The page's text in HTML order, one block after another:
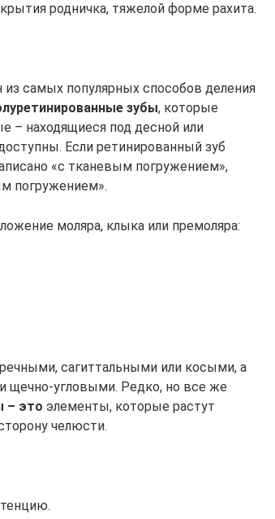
родничка, тяжелой форме рахита.
самых популярных способов деления
зубы, которые
– находящиеся под десной или
Если ретинированный зуб
«с тканевым погружением»,
погружением».
моляра, клыка или премоляра:
сагиттальными или косыми, а
щечно-угловыми. Редко, но все же
– это элементы, которые растут
челюсти.